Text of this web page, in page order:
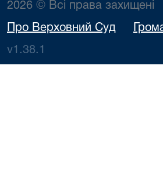
2026 © Всі права захищені
Про Верховний Суд
v1.38.1